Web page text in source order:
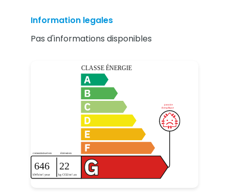
Information legales
Pas d'informations disponibles